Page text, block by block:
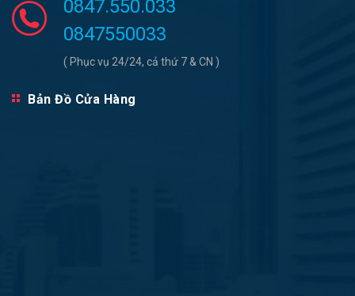
0847.550.033
0847550033
( Phục vụ 24/24, cả thứ 7 & CN )
Bản Đồ Cửa Hàng